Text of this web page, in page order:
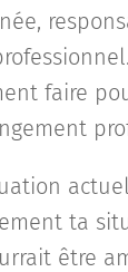
faire
ta
être